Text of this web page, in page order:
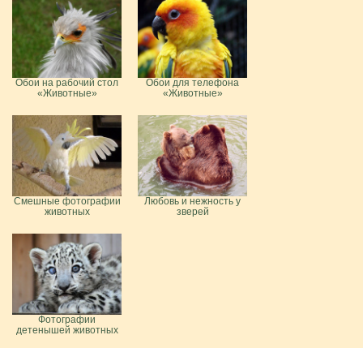
Обои на рабочий стол
«Животные»
Обои для телефона
«Животные»
Смешные фотографии
животных
Любовь и нежность у
зверей
Фотографии
детенышей животных